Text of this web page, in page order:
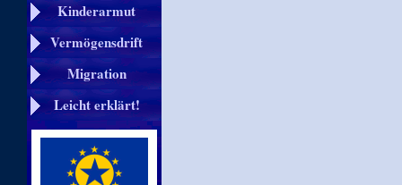
Kinderarmut
Vermögensdrift
Migration
Leicht erklärt!